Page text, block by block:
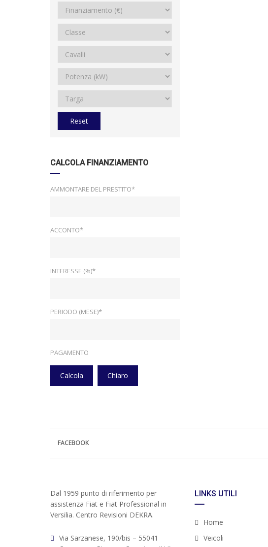
Reset
CALCOLA FINANZIAMENTO
AMMONTARE DEL PRESTITO*
ACCONTO*
INTERESSE (%)*
PERIODO (MESE)*
PAGAMENTO
Calcola Chiaro
FACEBOOK
Dal 1959 punto di riferimento per
assistenza Fiat e Fiat Professional in
Versilia. Centro Revisioni DEKRA.
Via Sarzanese, 190/bis – 55041
LINKS UTILI
Home
Veicoli